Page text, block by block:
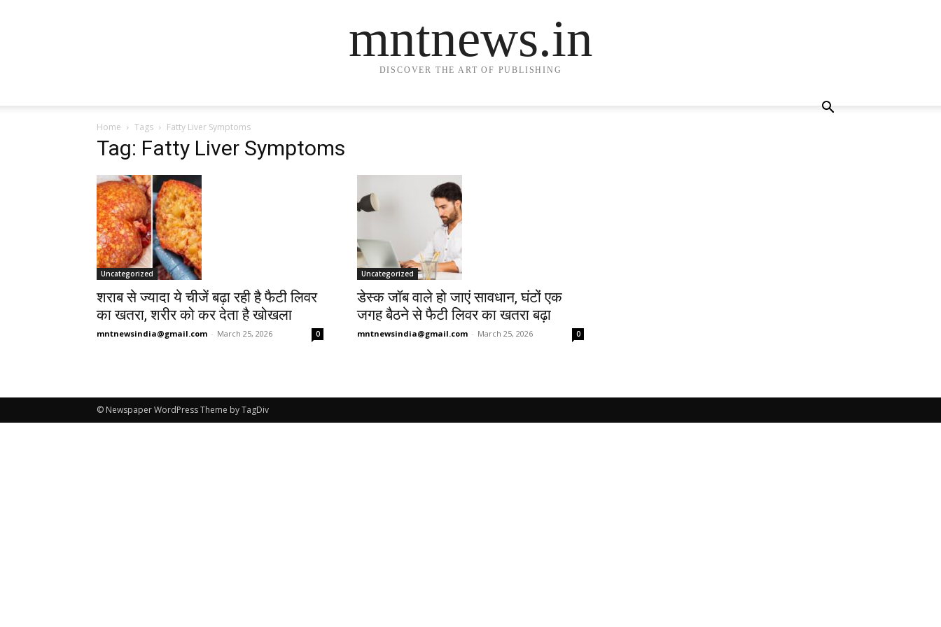
mntnews.in
DISCOVER THE ART OF PUBLISHING
Home Tags Fatty Liver Symptoms
Tag: Fatty Liver Symptoms
Uncategorized
शराब से ज्यादा ये चीजें बढ़ा रही है फैटी लिवर
का खतरा, शरीर को कर देता है खोखला
mntnewsindia@gmail.com - March 25, 2026 0
Uncategorized
डेस्क जॉब वाले हो जाएं सावधान, घंटों एक
जगह बैठने से फैटी लिवर का खतरा बढ़ा
mntnewsindia@gmail.com - March 25, 2026 0
© Newspaper WordPress Theme by TagDiv